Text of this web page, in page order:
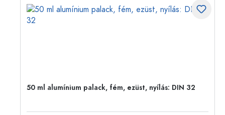
50 ml alumínium palack, fém, ezüst, nyílás: DIN 32